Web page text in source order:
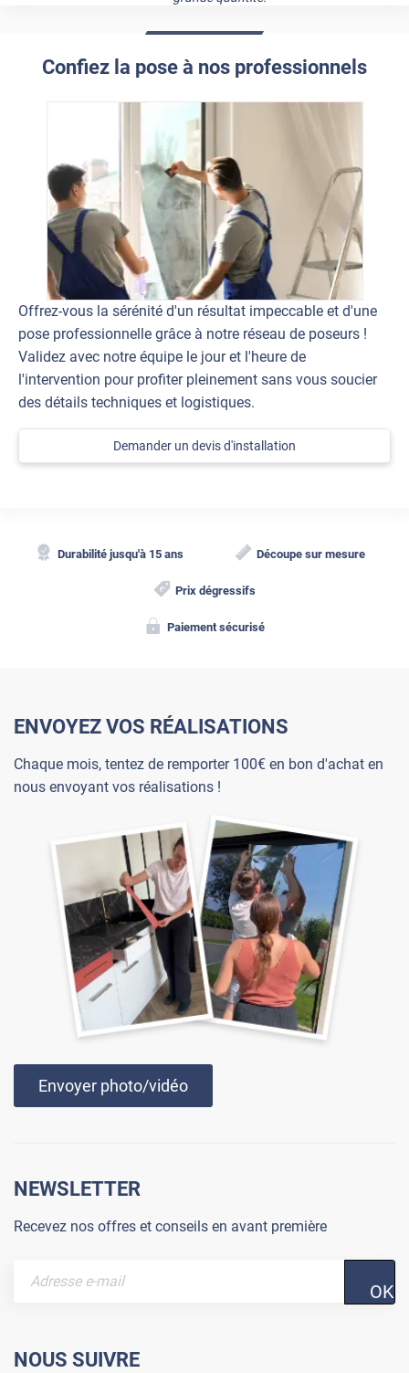
Confiez la pose à nos professionnels
Offrez-vous la sérénité d'un résultat impeccable et d'une
pose professionnelle grâce à notre réseau de poseurs !
Validez avec notre équipe le jour et l'heure de
l'intervention pour profiter pleinement sans vous soucier
des détails techniques et logistiques.
Demander un devis d'installation
Durabilité jusqu'à 15 ans Découpe sur mesure
Prix dégressifs
Paiement sécurisé
ENVOYEZ VOS RÉALISATIONS
Chaque mois, tentez de remporter 100€ en bon d'achat en
nous envoyant vos réalisations !
Envoyer photo/vidéo
NEWSLETTER
Recevez nos offres et conseils en avant première
OK
NOUS SUIVRE